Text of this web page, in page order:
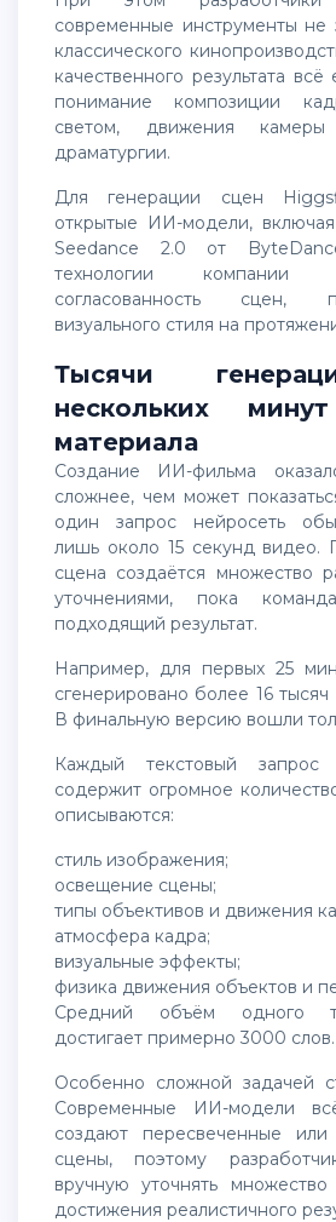
современные инструменты не
классического
качественного результата
понимание композиции
светом, движения
драматургии.
Для генерации сцен Higgsfield использует
открытые ИИ-модели,
Seedance 2.0 от
технологии компании
согласованность сцен,
визуального стиля на
Тысячи
нескольких
материала
Создание ИИ-фильма оказалось значительно
сложнее, чем может
один запрос нейросеть
лишь около 15 секунд видео.
сцена создаётся множество
уточнениями, пока
подходящий результат.
Например, для первых 25 минут фильма было
сгенерировано более 16 тысяч
В финальную версию вошли
Каждый текстовый запрос для нейросети
содержит огромное
описываются:
стиль изображения;
освещение сцены;
типы объективов и движения
атмосфера кадра;
визуальные эффекты;
физика движения объектов и
Средний объём одного такого промпта
достигает примерно 3000 слов.
Особенно сложной задачей стало освещение.
Современные ИИ-модели
создают пересвеченные или
сцены, поэтому
вручную уточнять
достижения реалистичного